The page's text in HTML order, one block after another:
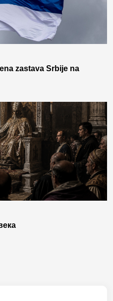
zastava Srbije na